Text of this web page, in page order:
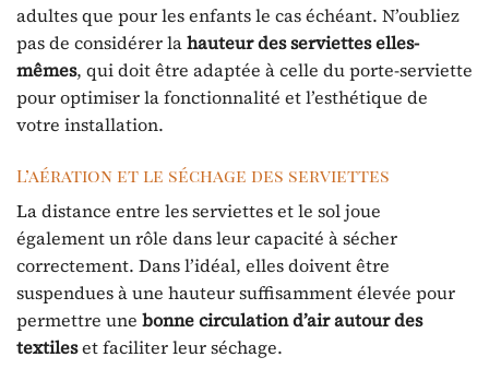
adultes que pour les enfants le cas échéant. N’oubliez
pas de considérer lahauteur des serviettes elles-
mêmes, qui doit être adaptée à celle du porte-serviette
pour optimiser la fonctionnalité et l’esthétique de
votre installation.
L’aération et le séchage des serviettes
La distance entre les serviettes et le sol joue
également un rôle dans leur capacité à sécher
correctement. Dans l’idéal, elles doivent être
suspendues à une hauteur suffisamment élevée pour
permettre une bonne circulation d’air autour des
textileset faciliter leur séchage.